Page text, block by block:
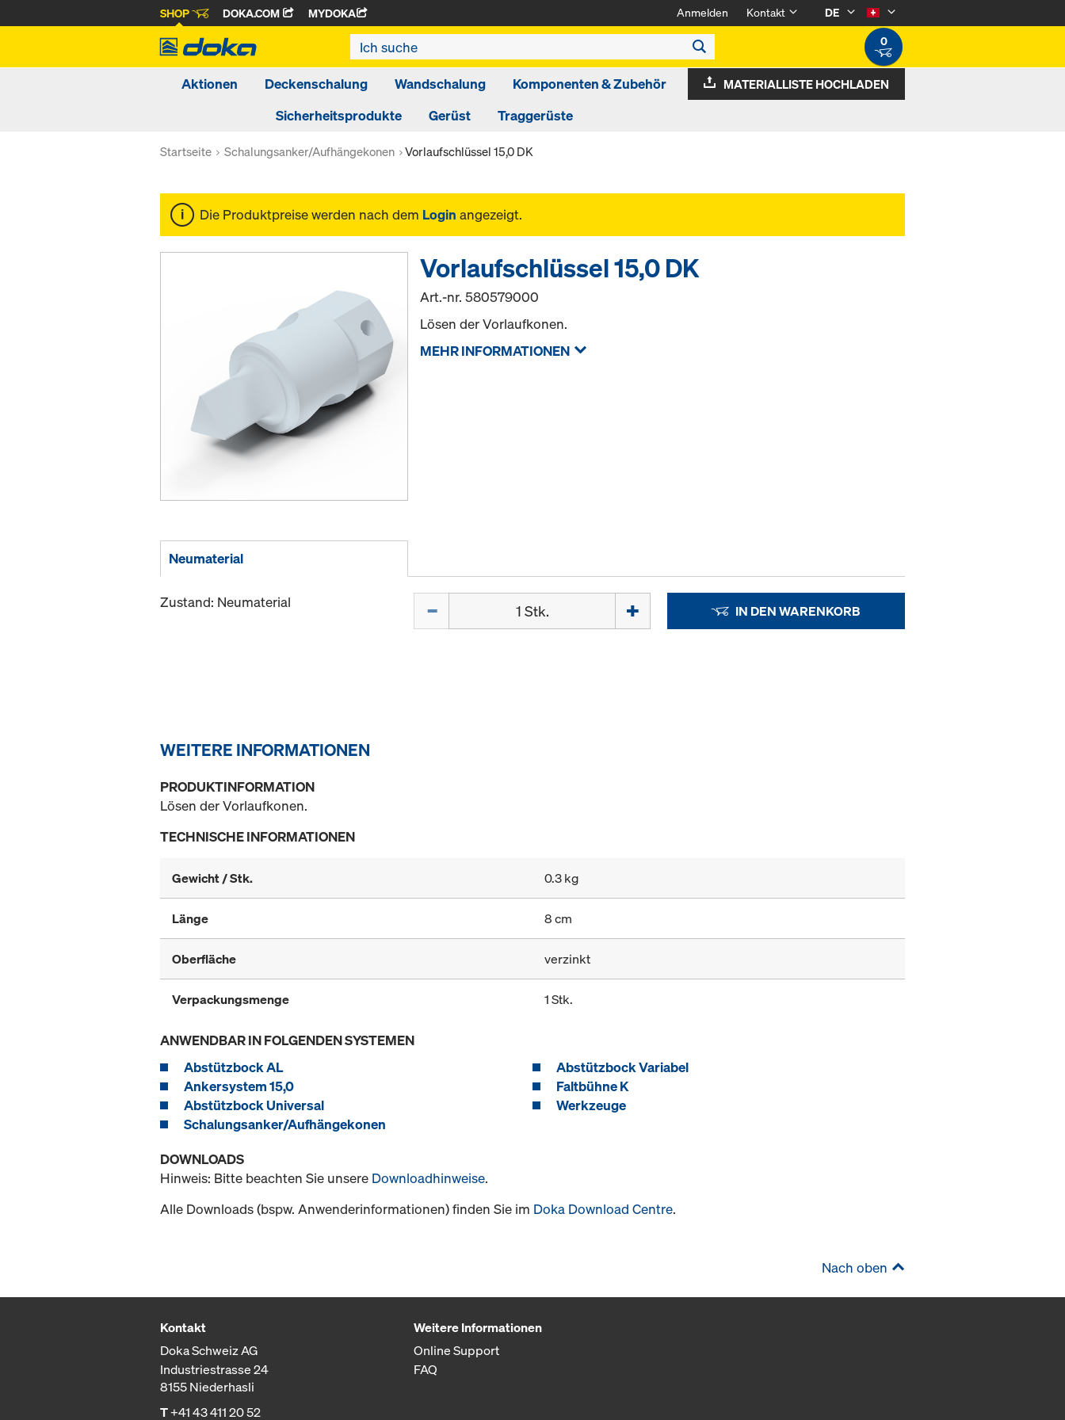
SHOP DOKA.COM MYDOKA Anmelden Kontakt
DE
0
Aktionen Deckenschalung Wandschalung
Komponenten & Zubehör
Sicherheitsprodukte
Gerüst Traggerüste
MATERIALLISTE HOCHLADEN
Startseite Schalungsanker/Aufhängekonen Vorlaufschlüssel 15,0 DK
Die Produktpreise werden nach dem Login angezeigt.
Vorlaufschlüssel 15,0 DK
Art.-nr.580579000
Lösen der Vorlaufkonen.
MEHR INFORMATIONEN
Neumaterial
Zustand: Neumaterial IN DEN WARENKORB
WEITERE INFORMATIONEN
PRODUKTINFORMATION
Lösen der Vorlaufkonen.
TECHNISCHE INFORMATIONEN
Gewicht / Stk. 0.3 kg
Länge 8 cm
Oberfläche verzinkt
Verpackungsmenge 1 Stk.
ANWENDBAR IN FOLGENDEN SYSTEMEN
Abstützbock AL
Abstützbock Variabel
Ankersystem 15,0
Faltbühne K
Abstützbock Universal
Werkzeuge
Schalungsanker/Aufhängekonen
DOWNLOADS
Hinweis: Bitte beachten Sie unsere Downloadhinweise.
Alle Downloads (bspw. Anwenderinformationen) finden Sie im Doka Download Centre.
Nach oben
Kontakt
Doka Schweiz AG
Industriestrasse 24
8155 Niederhasli
T+41 43 411 20 52
Weitere Informationen
Online Support
FAQ